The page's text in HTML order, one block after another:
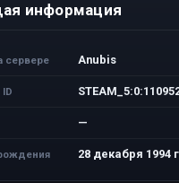
информация
сервере Anubis
—
28 декабря 1994 г